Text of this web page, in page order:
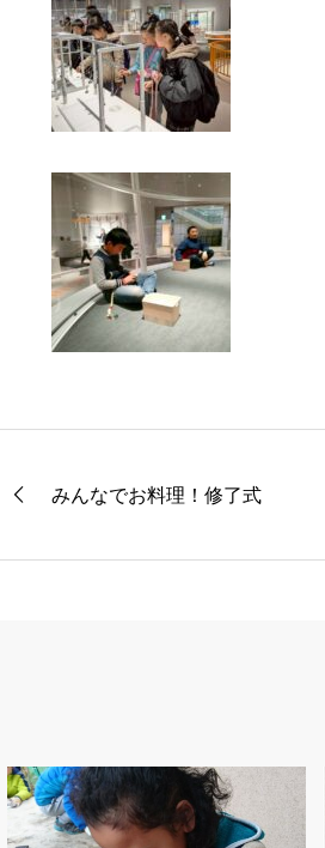
みんなでお料理！修了式